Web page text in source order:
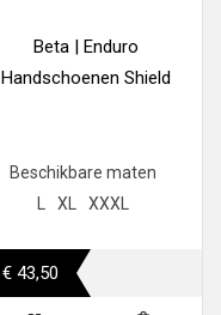
Beta | Enduro
Handschoenen Shield
Beschikbare maten
L
XL XXXL
€ 43,50